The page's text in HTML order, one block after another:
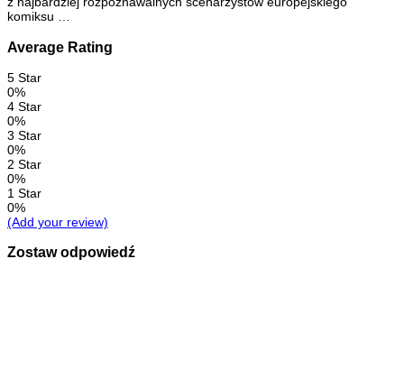
komiksu …
Average Rating
5 Star
0%
4 Star
0%
3 Star
0%
2 Star
0%
1 Star
0%
(Add your review)
Zostaw odpowiedź